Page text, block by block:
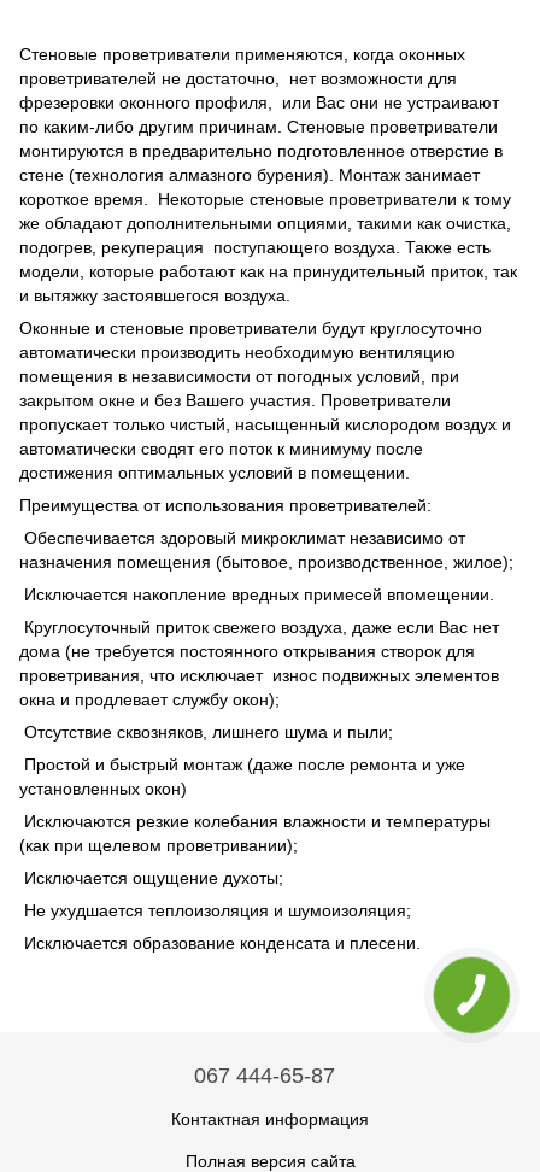
Стеновые проветриватели применяются, когда оконных
проветривателей не достаточно, нет возможности для
фрезеровки оконного профиля, или Вас они не устраивают
по каким-либо другим причинам. Стеновые проветриватели
монтируются в предварительно подготовленное отверстие в
стене (технология алмазного бурения). Монтаж занимает
короткое время. Некоторые стеновые проветриватели к тому
же обладают дополнительными опциями, такими как очистка,
подогрев, рекуперация поступающего воздуха. Также есть
модели, которые работают как на принудительный приток, так
и вытяжку застоявшегося воздуха.
Оконные и стеновые проветриватели будут круглосуточно
автоматически производить необходимую вентиляцию
помещения в независимости от погодных условий, при
закрытом окне и без Вашего участия. Проветриватели
пропускает только чистый, насыщенный кислородом воздух и
автоматически сводят его поток к минимуму после
достижения оптимальных условий в помещении.
Преимущества от использования проветривателей:
Обеспечивается здоровый микроклимат независимо от
назначения помещения (бытовое, производственное, жилое);
Исключается накопление вредных примесей впомещении.
Круглосуточный приток свежего воздуха, даже если Вас нет
дома (не требуется постоянного открывания створок для
проветривания, что исключает износ подвижных элементов
окна и продлевает службу окон);
Отсутствие сквозняков, лишнего шума и пыли;
Простой и быстрый монтаж (даже после ремонта и уже
установленных окон)
Исключаются резкие колебания влажности и температуры
(как при щелевом проветривании);
Исключается ощущение духоты;
Не ухудшается теплоизоляция и шумоизоляция;
Исключается образование конденсата и плесени.
067 444-65-87
Контактная информация
Полная версия сайта